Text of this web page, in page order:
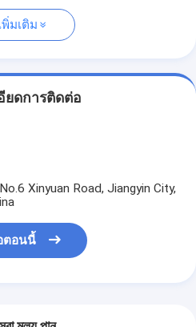
พิ่มเติม
ยดการติดต่อ
Xinyuan Road, Jiangyin City,
ตอนนี้